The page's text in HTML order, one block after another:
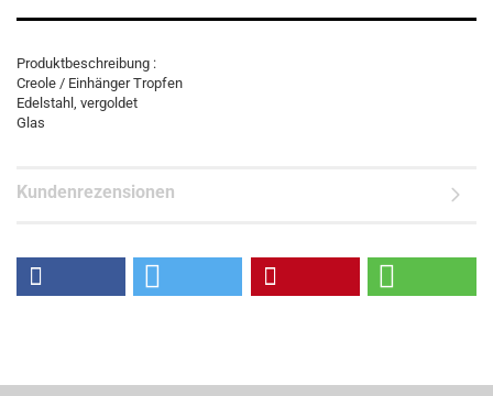
Produktbeschreibung :
Creole / Einhänger Tropfen
Edelstahl, vergoldet
Glas
Kundenrezensionen